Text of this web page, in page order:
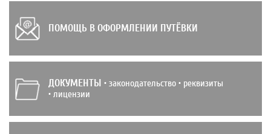
ПОМОЩЬ В ОФОРМЛЕНИИ ПУТЁВКИ
ДОКУМЕНТЫ • законодательство • реквизиты
• лицензии